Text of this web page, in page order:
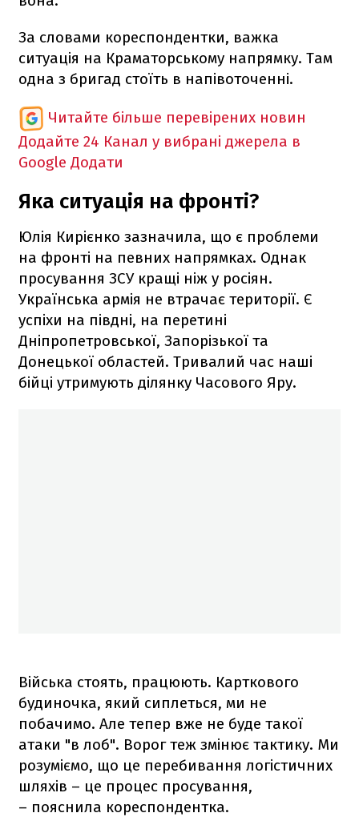
За словами кореспондентки, важка
ситуація на Краматорському напрямку. Там
одна з бригад стоїть в напівоточенні.
Читайте більше перевірених новин
Додайте 24 Канал у вибрані джерела в
Google Додати
Яка ситуація на фронті?
Юлія Кирієнко зазначила, що є проблеми
на фронті на певних напрямках. Однак
просування ЗСУ кращі ніж у росіян.
Українська армія не втрачає території. Є
успіхи на півдні, на перетині
Дніпропетровської, Запорізької та
Донецької областей. Тривалий час наші
бійці утримують ділянку Часового Яру.
Війська стоять, працюють. Карткового
будиночка, який сиплеться, ми не
побачимо. Але тепер вже не буде такої
атаки "в лоб". Ворог теж змінює тактику. Ми
розуміємо, що це перебивання логістичних
шляхів – це процес просування,
– пояснила кореспондентка.